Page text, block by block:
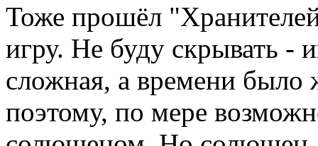
Тоже прошёл
игру. Не буду скрывать -
сложная, а времени было
поэтому, по мере